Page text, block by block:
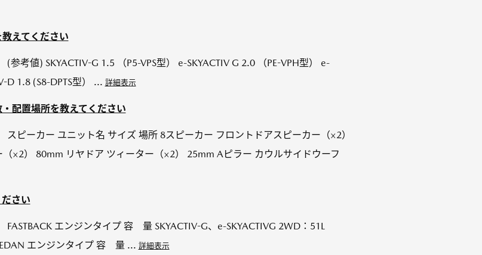
えてください
考値) SKYACTIV-G 1.5 （P5-VPS型） e-SKYACTIV G 2.0 （PE-VPH型） e-
D 1.8 (S8-DPTS型） ... 詳細表示
配置場所を教えてください
ピーカー ユニット名 サイズ 場所 8スピーカー フロントドアスピーカー（×2）
×2） 80mm リヤドア ツィーター（×2） 25mm Aピラー カウルサイドウーフ
さい
エンジンタイプ 容 量 SKYACTIV-G、e-SKYACTIVG 2WD：51L
エンジンタイプ 容 量 ... 詳細表示